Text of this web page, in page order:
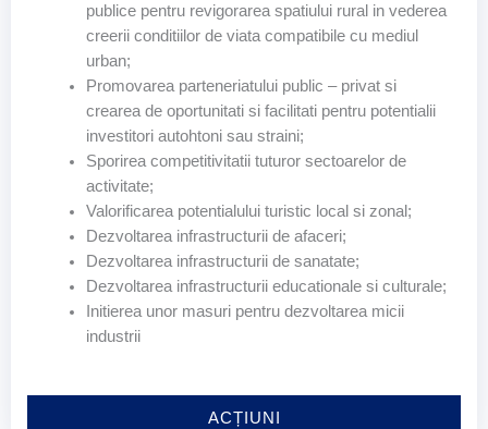
ACȚIUNI
publice pentru revigorarea spatiului rural in vederea
creerii conditiilor de viata compatibile cu mediul
urban;
Promovarea parteneriatului public – privat si
crearea de oportunitati si facilitati pentru potentialii
investitori autohtoni sau straini;
Sporirea competitivitatii tuturor sectoarelor de
activitate;
Valorificarea potentialului turistic local si zonal;
Dezvoltarea infrastructurii de afaceri;
Dezvoltarea infrastructurii de sanatate;
Dezvoltarea infrastructurii educationale si culturale;
Initierea unor masuri pentru dezvoltarea micii
industrii